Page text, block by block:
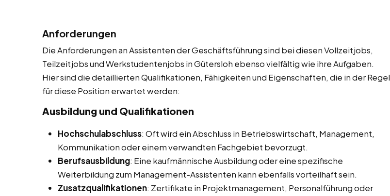
Anforderungen
Die Anforderungen an Assistenten der Geschäftsführung sind bei diesen Vollzeitjobs,
Teilzeitjobs und Werkstudentenjobs in Gütersloh ebenso vielfältig wie ihre Aufgaben.
Hier sind die detaillierten Qualifikationen, Fähigkeiten und Eigenschaften, die in der Regel
für diese Position erwartet werden:
Ausbildung und Qualifikationen
Hochschulabschluss: Oft wird ein Abschluss in Betriebswirtschaft, Management,
Kommunikation oder einem verwandten Fachgebiet bevorzugt.
Berufsausbildung: Eine kaufmännische Ausbildung oder eine spezifische
Weiterbildung zum Management-Assistenten kann ebenfalls vorteilhaft sein.
Zusatzqualifikationen: Zertifikate in Projektmanagement, Personalführung oder